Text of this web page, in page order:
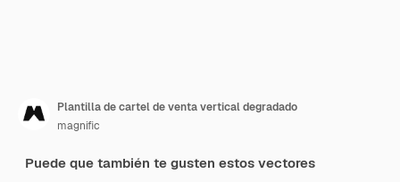
Plantilla de cartel de venta vertical degradado
magnific
Puede que también te gusten estos vectores